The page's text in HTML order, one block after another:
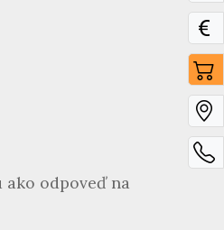
odpoveď na